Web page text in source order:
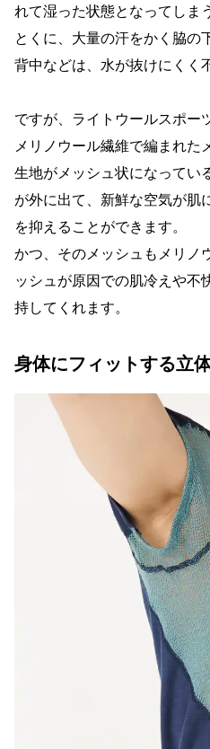
れて湿った状態となってしま
とくに、大量の汗をかく脇の
背中などは、水が抜けにくく
ですが、ライトウールスポー
メリノウール繊維で編まれた
生地がメッシュ状になってい
が外に出て、新鮮な空気が肌
を抑えることができます。
かつ、そのメッシュもメリノ
ッシュが原因での肌冷えや不
持してくれます。
身体にフィットする立